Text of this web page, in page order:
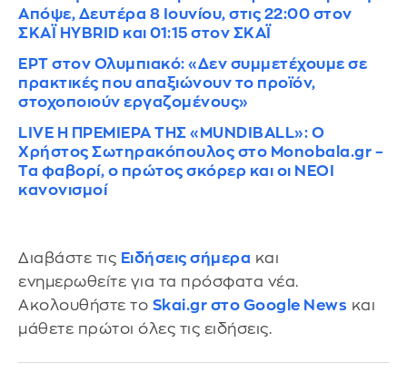
Απόψε, Δευτέρα 8 Ιουνίου, στις 22:00 στον
ΣΚΑΪ HYBRID και 01:15 στον ΣΚΑΪ
ΕΡΤ στον Ολυμπιακό: «Δεν συμμετέχουμε σε
πρακτικές που απαξιώνουν το προϊόν,
στοχοποιούν εργαζομένους»
LIVE H ΠΡΕΜΙΕΡΑ ΤΗΣ «MUNDIBALL»: Ο
Χρήστος Σωτηρακόπουλος στο Monobala.gr –
Τα φαβορί, ο πρώτος σκόρερ και οι ΝΕΟΙ
κανονισμοί
Διαβάστε τις Ειδήσεις σήμερα και
ενημερωθείτε για τα πρόσφατα νέα.
Ακολουθήστε το Skai.gr στο Google News και
μάθετε πρώτοι όλες τις ειδήσεις.